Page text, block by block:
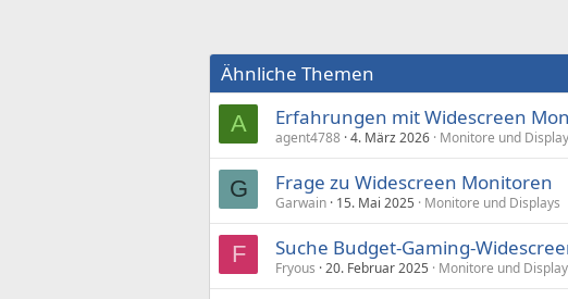
Ähnliche Themen
A Erfahrungen mit Widescreen
agent4788 4. März 2026 Monitore und
G Frage zu Widescreen Monitoren
Garwain 15. Mai 2025 Monitore und Displays
F Suche Budget-Gaming-
Fryous 20. Februar 2025 Monitore und